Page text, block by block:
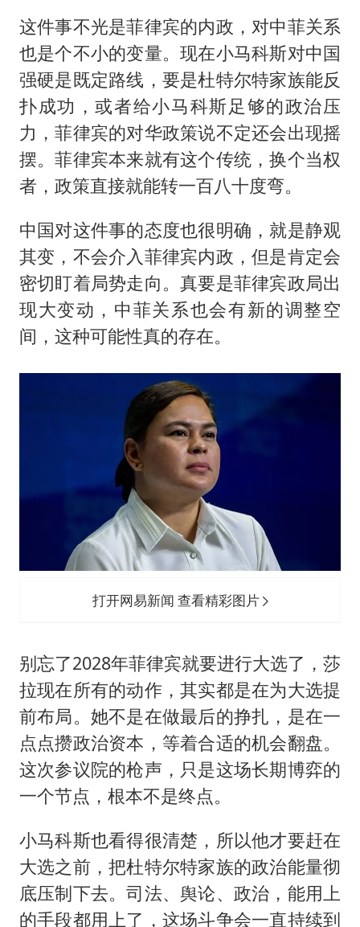
这件事不光是菲律宾的内政，对中菲关系
也是个不小的变量。现在小马科斯对中国
强硬是既定路线，要是杜特尔特家族能反
扑成功，或者给小马科斯足够的政治压
力，菲律宾的对华政策说不定还会出现摇
摆。菲律宾本来就有这个传统，换个当权
者，政策直接就能转一百八十度弯。
中国对这件事的态度也很明确，就是静观
其变，不会介入菲律宾内政，但是肯定会
密切盯着局势走向。真要是菲律宾政局出
现大变动，中菲关系也会有新的调整空
间，这种可能性真的存在。
打开网易新闻 查看精彩图片
别忘了2028年菲律宾就要进行大选了，莎
拉现在所有的动作，其实都是在为大选提
前布局。她不是在做最后的挣扎，是在一
点点攒政治资本，等着合适的机会翻盘。
这次参议院的枪声，只是这场长期博弈的
一个节点，根本不是终点。
小马科斯也看得很清楚，所以他才要赶在
大选之前，把杜特尔特家族的政治能量彻
底压制下去。司法、舆论、政治，能用上
的手段都用上了，这场斗争会一直持续到